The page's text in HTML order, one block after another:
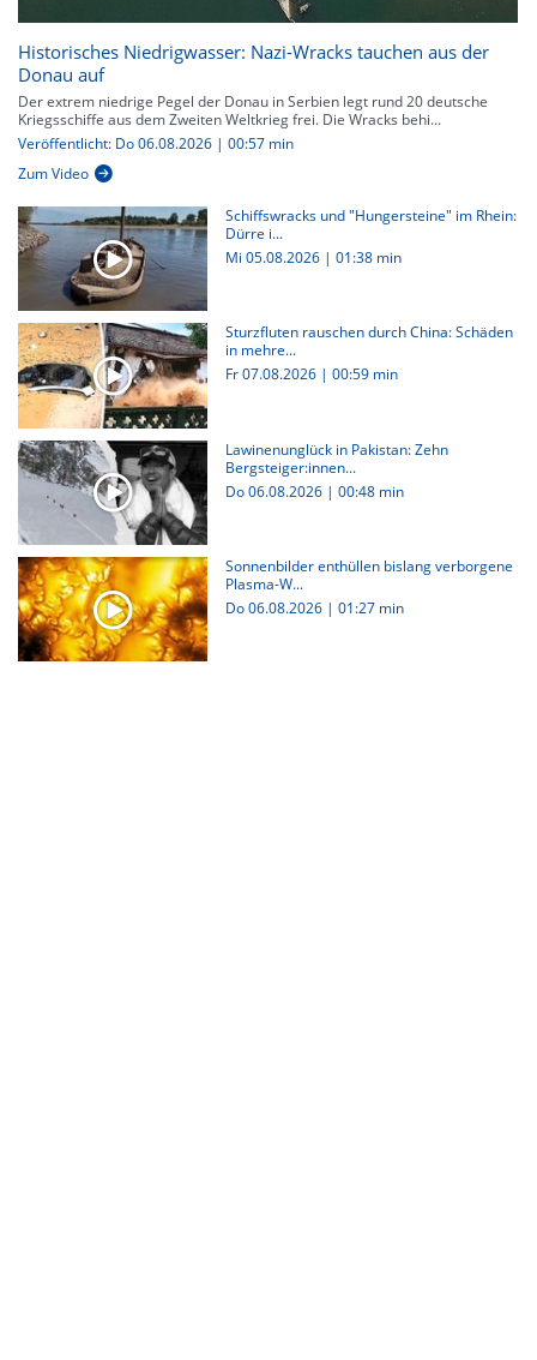
Historisches Niedrigwasser: Nazi-Wracks tauchen aus der
Donau auf
Der extrem niedrige Pegel der Donau in Serbien legt rund 20 deutsche
Kriegsschiffe aus dem Zweiten Weltkrieg frei. Die Wracks behi...
Veröffentlicht: Do 06.08.2026 | 00:57 min
Zum Video
Schiffswracks und "Hungersteine" im Rhein:
Dürre i...
Mi 05.08.2026 | 01:38 min
Sturzfluten rauschen durch China: Schäden
in mehre...
Fr 07.08.2026 | 00:59 min
Lawinenunglück in Pakistan: Zehn
Bergsteiger:innen...
Do 06.08.2026 | 00:48 min
Sonnenbilder enthüllen bislang verborgene
Plasma-W...
Do 06.08.2026 | 01:27 min